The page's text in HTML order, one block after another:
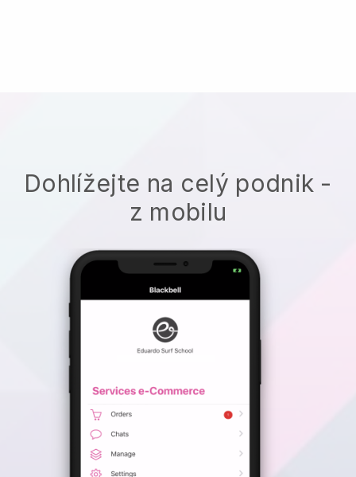
Dohlížejte na celý podnik -
z mobilu